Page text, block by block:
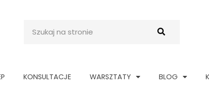
KONSULTACJE WARSZTATY BLOG